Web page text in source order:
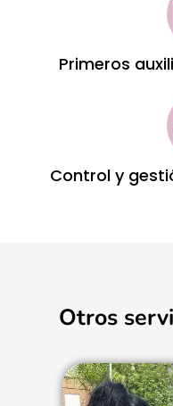
Primeros
Control y
Otros